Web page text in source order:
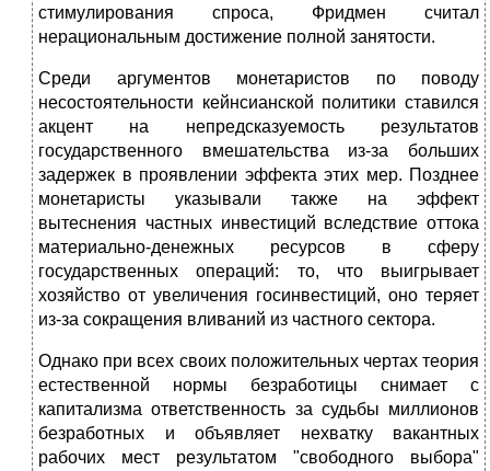
стимулирования спроса, Фридмен считал
нерациональным достижение полной занятости.
Среди аргументов монетаристов по поводу
несостоятельности кейнсианской политики ставился
акцент на непредсказуемость ре­зультатов
государственного вмешательства из-за больших
задержек в проявлении эффекта этих мер. Позднее
монетаристы указывали также на эффект
вытеснения частных инвестиций вследствие оттока
материально-денежных ресурсов в сферу
государственных опера­ций: то, что выигрывает
хозяйство от увеличения госинвестиций, оно теряет
из-за сокращения вливаний из частного сектора.
Однако при всех своих положительных чертах теория
естест­венной нормы безработицы снимает с
капитализма ответственность за судьбы миллионов
безработных и объявляет нехватку вакантных
рабочих мест результатом "свободного выбора"